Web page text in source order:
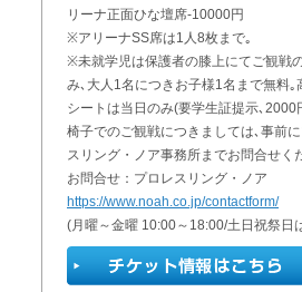
リーナ正面ひな壇席-10000円
※アリーナSS席は1人8枚まで｡
※未就学児は保護者の膝上にてご観戦
み､大人1名につきお子様1名まで無料｡
シートは当日のみ(要学生証提示､2000
椅子でのご観戦につきましては､事前
スリング・ノア事務所までお問合せく
お問合せ：プロレスリング・ノア
https://www.noah.co.jp/contactform/
(月曜～金曜 10:00～18:00/土日祝祭日